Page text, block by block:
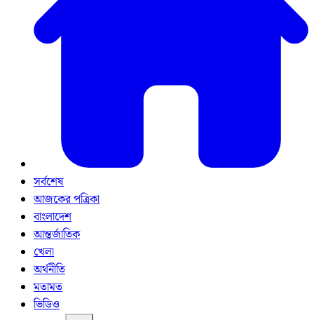
সর্বশেষ
আজকের পত্রিকা
বাংলাদেশ
আন্তর্জাতিক
খেলা
অর্থনীতি
মতামত
ভিডিও